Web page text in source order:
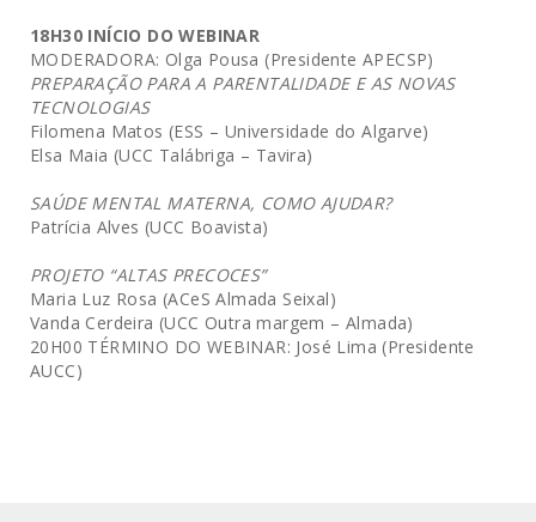
18H30 INÍCIO DO WEBINAR
MODERADORA: Olga Pousa (Presidente APECSP)
PREPARAÇÃO PARA A PARENTALIDADE E AS NOVAS
TECNOLOGIAS
Filomena Matos (ESS – Universidade do Algarve)
Elsa Maia (UCC Talábriga – Tavira)
SAÚDE MENTAL MATERNA, COMO AJUDAR?
Patrícia Alves (UCC Boavista)
PROJETO “ALTAS PRECOCES”
Maria Luz Rosa (ACeS Almada Seixal)
Vanda Cerdeira (UCC Outra margem – Almada)
20H00 TÉRMINO DO WEBINAR: José Lima (Presidente
AUCC)